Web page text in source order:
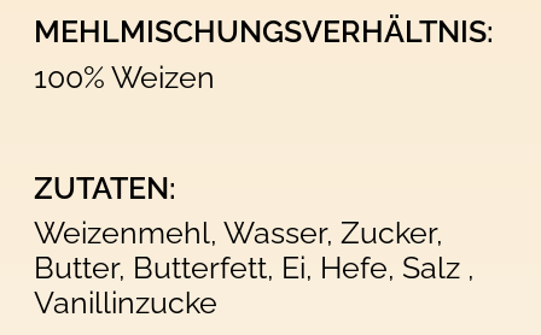
MEHLMISCHUNGSVERHÄLTNIS:
100% Weizen
ZUTATEN:
Weizenmehl, Wasser, Zucker,
Butter, Butterfett, Ei, Hefe, Salz ,
Vanillinzucke